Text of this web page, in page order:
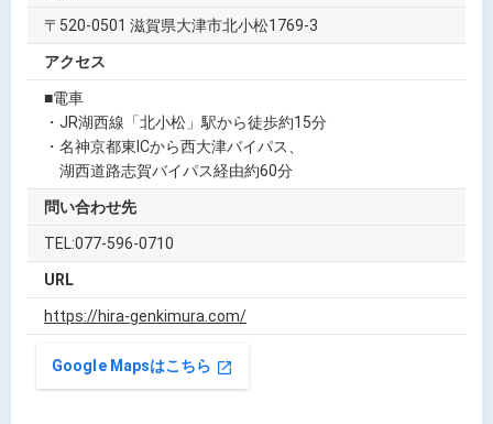
〒520-0501 滋賀県大津市北小松1769-3
アクセス
■電車
・JR湖西線「北小松」駅から徒歩約15分
・名神京都東ICから西大津バイパス、
湖西道路志賀バイパス経由約60分
問い合わせ先
TEL:077-596-0710
URL
https://hira-genkimura.com/
Google Mapsはこちら